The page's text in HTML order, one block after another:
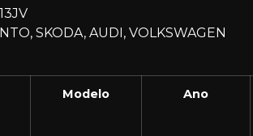
SKODA, AUDI, VOLKSWAGEN
Modelo Ano